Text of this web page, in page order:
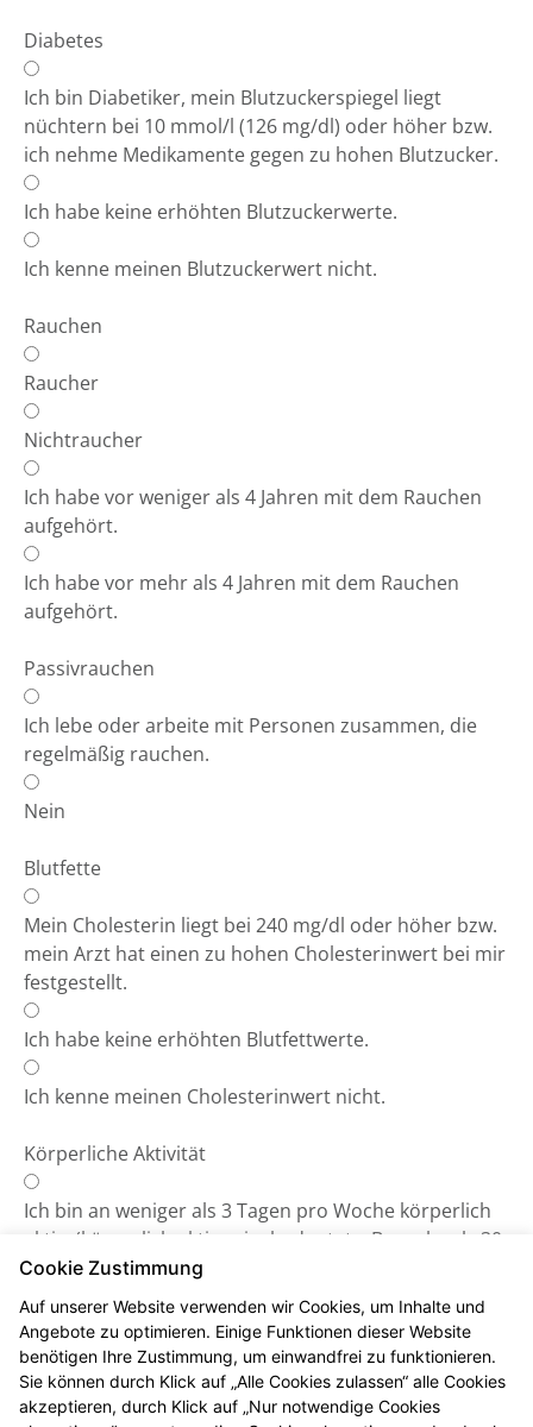
Diabetes
Ich bin Diabetiker, mein Blutzuckerspiegel liegt
nüchtern bei 10 mmol/l (126 mg/dl) oder höher bzw.
ich nehme Medikamente gegen zu hohen Blutzucker.
Ich habe keine erhöhten Blutzuckerwerte.
Ich kenne meinen Blutzuckerwert nicht.
Rauchen
Raucher
Nichtraucher
Ich habe vor weniger als 4 Jahren mit dem Rauchen
aufgehört.
Ich habe vor mehr als 4 Jahren mit dem Rauchen
aufgehört.
Passivrauchen
Ich lebe oder arbeite mit Personen zusammen, die
regelmäßig rauchen.
Nein
Blutfette
Mein Cholesterin liegt bei 240 mg/dl oder höher bzw.
mein Arzt hat einen zu hohen Cholesterinwert bei mir
festgestellt.
Ich habe keine erhöhten Blutfettwerte.
Ich kenne meinen Cholesterinwert nicht.
Körperliche Aktivität
Ich bin an weniger als 3 Tagen pro Woche körperlich
aktiv. (körperlich aktiv sein, bedeutet z.B.: mehr als 30
Minuten spazieren gehen, Rad fahren, laufen etc.).
Ich bin an mehr als 3 Tagen körperlich aktiv.
Cookie Zustimmung
Auf unserer Website verwenden wir Cookies, um Inhalte und
Angebote zu optimieren. Einige Funktionen dieser Website
benötigen Ihre Zustimmung, um einwandfrei zu funktionieren.
Sie können durch Klick auf „Alle Cookies zulassen“ alle Cookies
akzeptieren, durch Klick auf „Nur notwendige Cookies